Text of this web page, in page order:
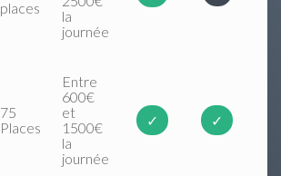
places
la
journée
75
Places
Entre
600€
et
1500€
la
journée
✓ ✓